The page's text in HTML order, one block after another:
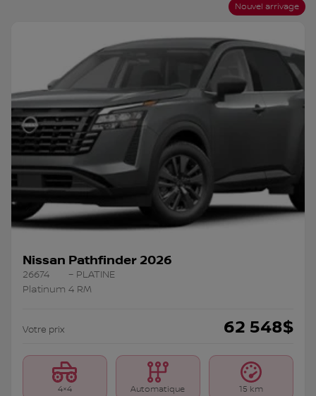
Nouvel arrivage
Nissan Pathfinder 2026
26674
– PLATINE
Platinum 4 RM
Votre prix 62 548$
4×4 Automatique 15 km